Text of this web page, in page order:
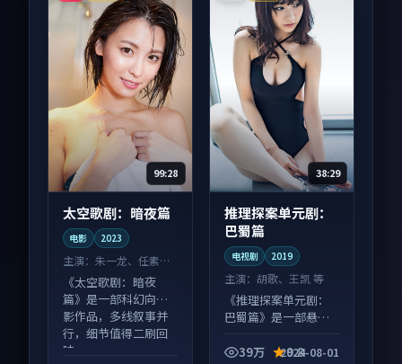
99:28
太空歌剧：暗夜篇
电影 2023
主演： 朱一龙、任素汐
等
《太空歌剧：暗夜
篇》是一部科幻向电
影作品，多线叙事并
行，细节值得二刷回
味。
38:29
推理探案单元剧：
巴蜀篇
电视剧 2019
主演： 胡歌、王凯 等
《推理探案单元剧：
巴蜀篇》是一部悬疑
元素齐全，观感爽快
39万 9.8
2024-08-01